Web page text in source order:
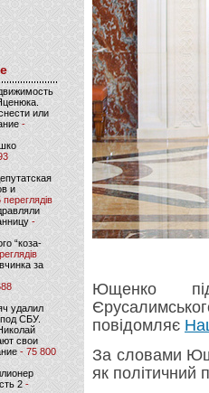
или
-
и
-
“коза-
за
удалил
СБУ.
свои
- 75 800
2-
Ющенко
повідомляє
За словами
як політичний